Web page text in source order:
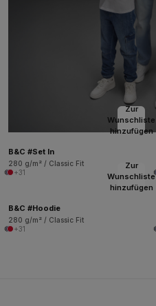
Zur
Wunschliste
hinzufügen
B&C #Set In
280 g/m² / Classic Fit
+31
Zur
Wunschliste
hinzufügen
B&C #Hoodie
280 g/m² / Classic Fit
+31